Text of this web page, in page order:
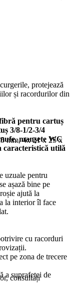
mm, 4x 21 x 25 x
protejează
și racordurilor din
pentru cartuș
3/8-1/2-3/4
manşete WC
caracteristică utilă
uzuale pentru
așază bine pe
ajută la
la interior îl face
cu racorduri
pe zona de trecere
a suprafeței de
consultați